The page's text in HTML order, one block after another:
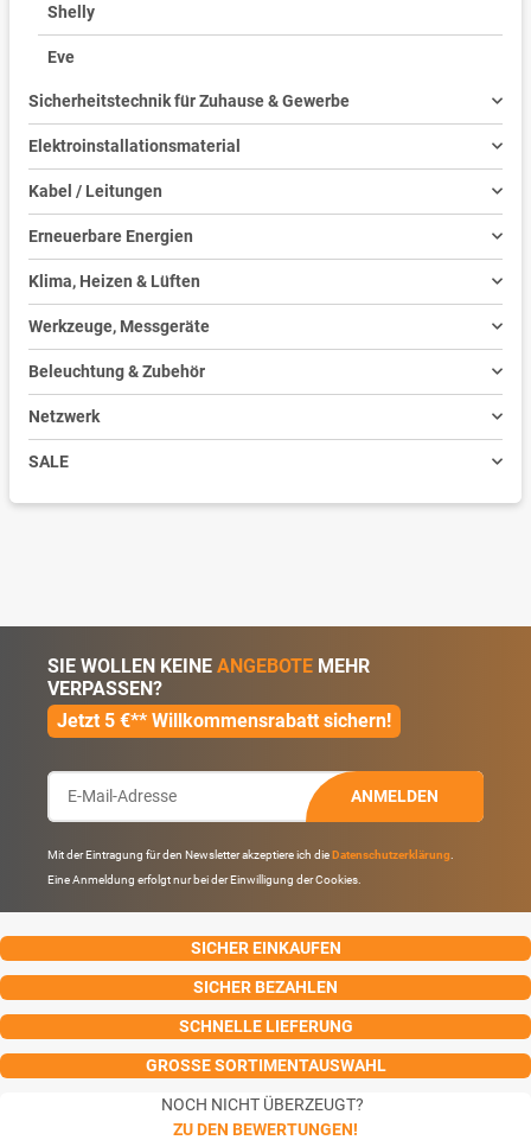
Shelly
Eve
Sicherheitstechnik für Zuhause & Gewerbe
Elektroinstallationsmaterial
Kabel / Leitungen
Erneuerbare Energien
Klima, Heizen & Lüften
Werkzeuge, Messgeräte
Beleuchtung & Zubehör
Netzwerk
SALE
SIE WOLLEN KEINE ANGEBOTE MEHR
VERPASSEN?
Jetzt 5 €** Willkommensrabatt sichern!
ANMELDEN
Mit der Eintragung für den Newsletter akzeptiere ich dieDatenschutzerklärung
Eine Anmeldung erfolgt nur bei der Einwilligung der Cookies.
SICHER EINKAUFEN
SICHER BEZAHLEN
SCHNELLE LIEFERUNG
GROSSE SORTIMENTAUSWAHL
NOCH NICHT ÜBERZEUGT?
ZU DEN BEWERTUNGEN!